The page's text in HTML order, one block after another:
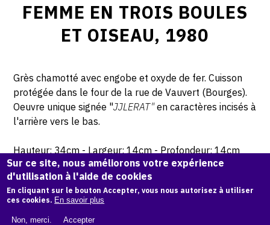
FEMME EN TROIS BOULES
ET OISEAU, 1980
Grès chamotté avec engobe et oxyde de fer. Cuisson
protégée dans le four de la rue de Vauvert (Bourges).
Oeuvre unique signée "JJLERAT"en caractères incisés à
l'arrière vers le bas.
Hauteur: 34cm - Largeur: 14cm - Profondeur: 14cm
© Atelier Jean et Jacqueline Lerat
Sur ce site, nous améliorons votre expérience
d'utilisation à l'aide de cookies
En cliquant sur le bouton Accepter, vous nous autorisez à utiliser
ces cookies. En savoir plus
Non, merci. Accepter